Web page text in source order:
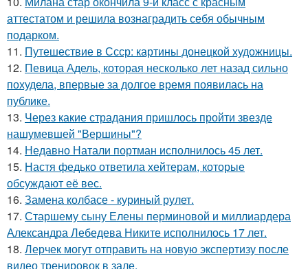
аттестатом и решила вознаградить себя обычным
подарком.
11. Путешествие в Ссср: картины донецкой художницы.
12. Певица Адель, которая несколько лет назад сильно
похудела, впервые за долгое время появилась на
публике.
13. Через какие страдания пришлось пройти звезде
нашумевшей "Вершины"?
14. Недавно Натали портман исполнилось 45 лет.
15. Настя федько ответила хейтерам, которые
обсуждают её вес.
16. Замена колбасе - куриный рулет.
17. Старшему сыну Елены перминовой и миллиардера
Александра Лебедева Никите исполнилось 17 лет.
18. Лерчек могут отправить на новую экспертизу после
видео тренировок в зале.